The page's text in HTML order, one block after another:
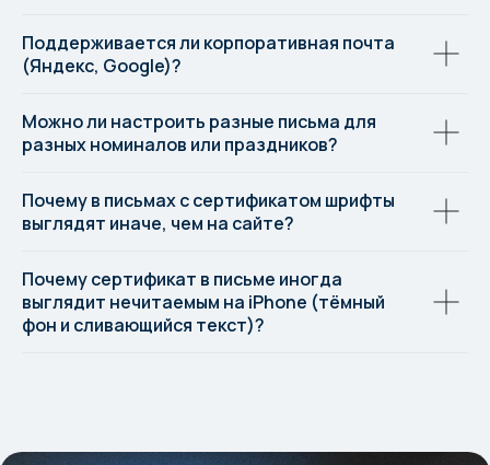
Поддерживается ли корпоративная почта
(Яндекс, Google)?
Можно ли настроить разные письма для
разных номиналов или праздников?
Почему в письмах с сертификатом шрифты
выглядят иначе, чем на сайте?
Почему сертификат в письме иногда
выглядит нечитаемым на iPhone (тёмный
фон и сливающийся текст)?